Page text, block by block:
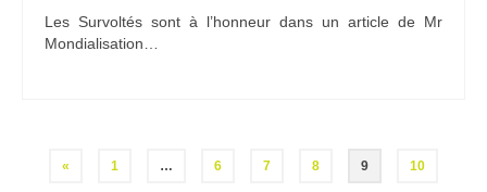
Les Survoltés sont à l’honneur dans un article de Mr
Mondialisation…
Pagination
« 1 … 6 7 8 9 10